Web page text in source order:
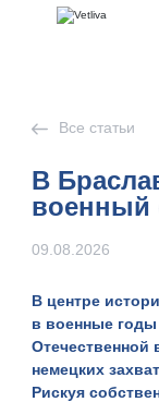
Все статьи
В
09.08.2026
В центре
в военные годы
Отечественной
немецких
Рискуя